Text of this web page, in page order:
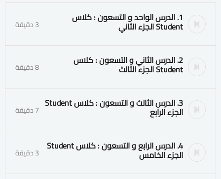
1. الدرس الواحد و التسعون : كلاس
Student الجزء الثاني 3 دقيقة
2. الدرس الثاني و التسعون : كلاس
Student الجزء الثالث 8 دقيقة
3. الدرس الثالث و التسعون : كلاس Student
الجزء الرابع 7 دقيقة
4. الدرس الرابع و التسعون : كلاس Student
الجزء الخامس 3 دقيقة